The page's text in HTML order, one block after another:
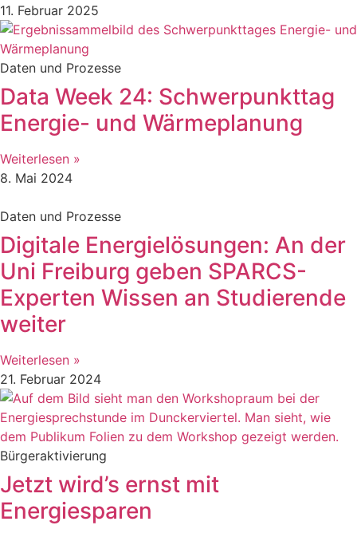
11. Februar 2025
Daten und Prozesse
Data Week 24: Schwerpunkttag
Energie- und Wärmeplanung
Weiterlesen »
8. Mai 2024
Daten und Prozesse
Digitale Energielösungen: An der
Uni Freiburg geben SPARCS-
Experten Wissen an Studierende
weiter
Weiterlesen »
21. Februar 2024
Bürgeraktivierung
Jetzt wird’s ernst mit
Energiesparen